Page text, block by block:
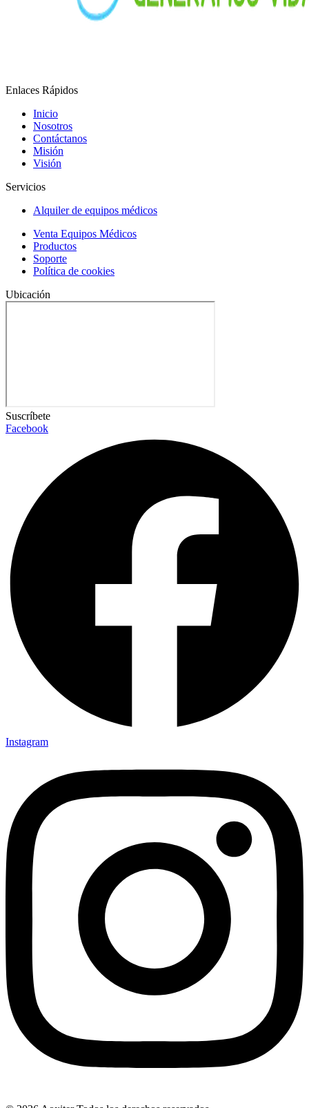
Enlaces Rápidos
Inicio
Nosotros
Contáctanos
Misión
Visión
Servicios
Alquiler de equipos médicos
Venta Equipos Médicos
Productos
Soporte
Política de cookies
Ubicación
Suscríbete
Facebook
Instagram